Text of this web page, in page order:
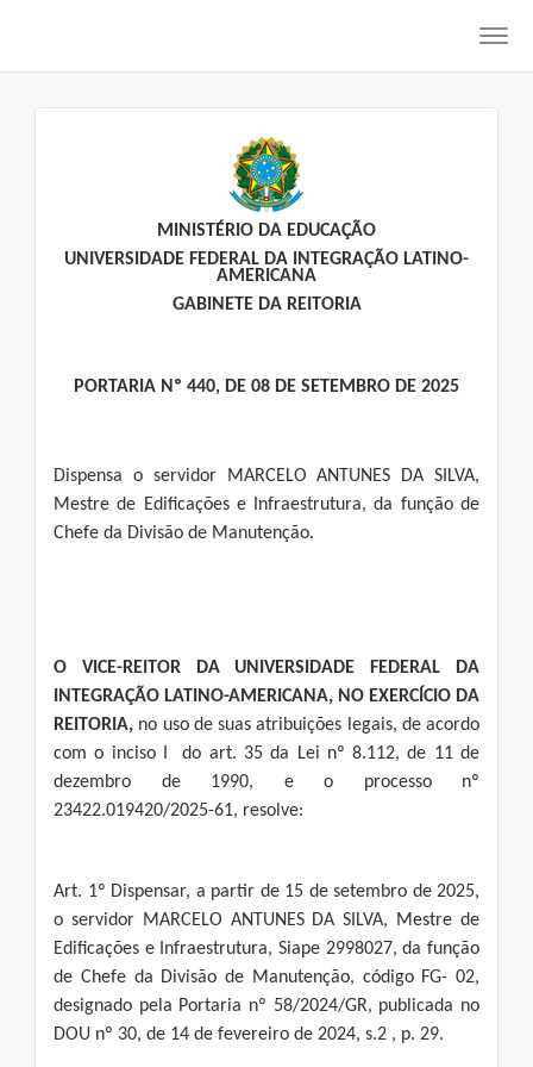
MINISTÉRIO DA EDUCAÇÃO
UNIVERSIDADE FEDERAL DA INTEGRAÇÃO LATINO-
AMERICANA
GABINETE DA REITORIA
PORTARIA Nº 440, DE 08 DE SETEMBRO DE 2025
Dispensa o servidor MARCELO ANTUNES DA SILVA,
Mestre de Edificações e Infraestrutura, da função de
Chefe da Divisão de Manutenção.
O VICE-REITOR DA UNIVERSIDADE FEDERAL DA
INTEGRAÇÃO LATINO-AMERICANA, NO EXERCÍCIO DA
REITORIA, no uso de suas atribuições legais, de acordo
com o inciso I do art. 35 da Lei nº 8.112, de 11 de
dezembro de 1990, e o processo nº
23422.019420/2025-61, resolve:
Art. 1º Dispensar, a partir de 15 de setembro de 2025,
o servidor MARCELO ANTUNES DA SILVA, Mestre de
Edificações e Infraestrutura, Siape 2998027, da função
de Chefe da Divisão de Manutenção, código FG- 02,
designado pela Portaria nº 58/2024/GR, publicada no
DOU nº 30, de 14 de fevereiro de 2024, s.2 , p. 29.